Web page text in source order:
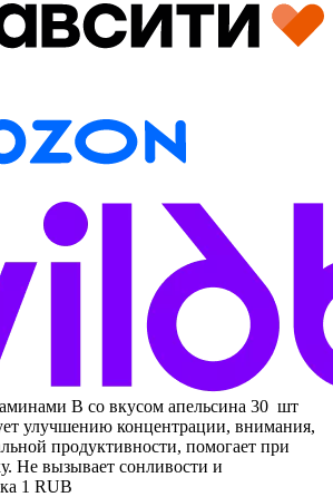
В со вкусом апельсина 30 шт
улучшению концентрации, внимания,
продуктивности, помогает при
Не вызывает сонливости и
1 RUB